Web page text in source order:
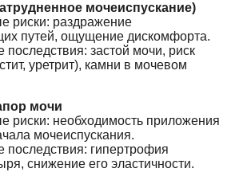
мочеиспускание)
риски: раздражение
путей, ощущение дискомфорта.
последствия: застой мочи, риск
уретрит), камни в мочевом
мочи
риски: необходимость приложения
мочеиспускания.
последствия: гипертрофия
снижение его эластичности.